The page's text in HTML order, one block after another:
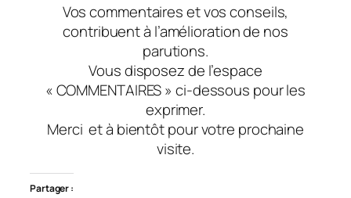
Vos commentaires et vos conseils,
contribuent à l’amélioration de nos
parutions.
Vous disposez de l’espace
« COMMENTAIRES » ci-dessous pour les
exprimer.
Merci et à bientôtpour votre prochaine
visite.
Partager :